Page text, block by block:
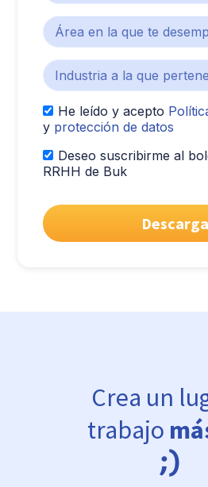
He leído y acepto
y protección de datos
Deseo suscribirme al
RRHH de Buk
Crea un
trabajo